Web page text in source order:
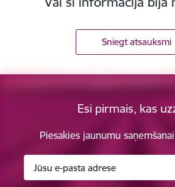
Sniegt atsauksmi
Esi pirmais, kas
Piesakies jaunumu